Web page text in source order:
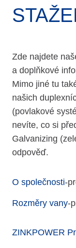
Zde najdete
a doplňkové
Mimo jiné tu
našich
(povlakové
nevíte, co si
Galvanizing
odpověď.
O společnosti-
Rozměry vany-
ZINKPOWER